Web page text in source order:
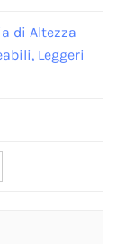
di Altezza
Leggeri